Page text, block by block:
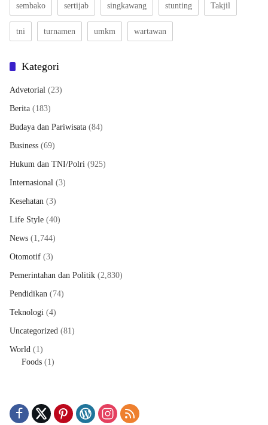
sembako sertijab singkawang stunting Takjil
tni turnamen umkm wartawan
Kategori
Advetorial (23)
Berita (183)
Budaya dan Pariwisata (84)
Business (69)
Hukum dan TNI/Polri (925)
Internasional (3)
Kesehatan (3)
Life Style (40)
News (1,744)
Otomotif (3)
Pemerintahan dan Politik (2,830)
Pendidikan (74)
Teknologi (4)
Uncategorized (81)
World (1)
Foods (1)